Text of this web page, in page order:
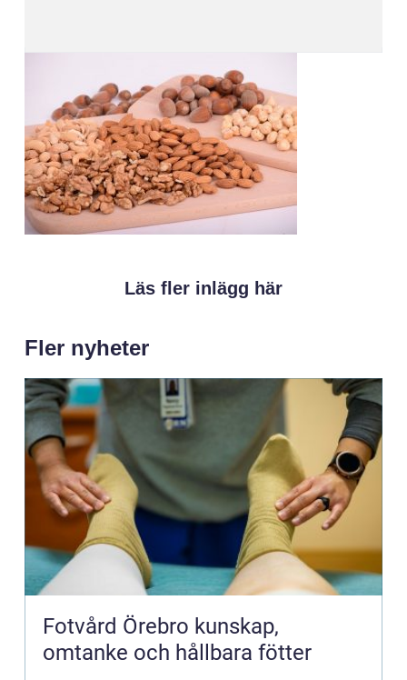
Läs fler inlägg här
Fler nyheter
Fotvård Örebro kunskap,
omtanke och hållbara fötter